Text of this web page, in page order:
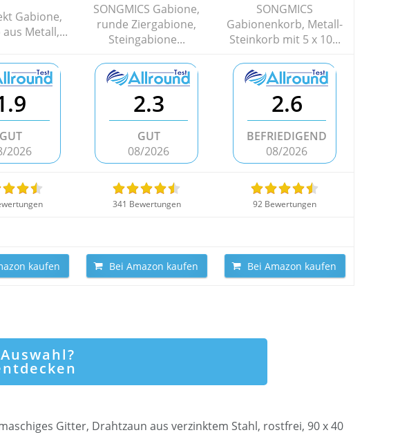
Gabione,
Metall,...
SONGMICS Gabione,
runde Ziergabione,
Steingabione...
SONGMICS
Gabionenkorb, Metall-
Steinkorb mit 5 x 10...
GUT
2026
2.3
GUT
08/2026
2.6
BEFRIEDIGEND
08/2026
341 Bewertungen 92 Bewertungen
kaufen Bei Amazon kaufen Bei Amazon kaufen
Gitter, Drahtzaun aus verzinktem Stahl, rostfrei, 90 x 40